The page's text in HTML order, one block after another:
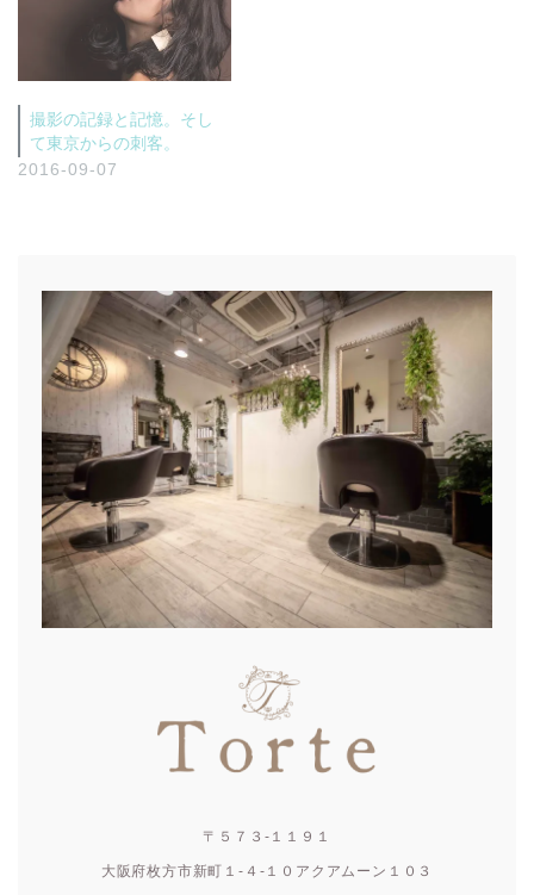
撮影の記録と記憶。そし
て東京からの刺客。
2016-09-07
〒５７３-１１９１
大阪府枚方市新町１-４-１０アクアムーン１０３